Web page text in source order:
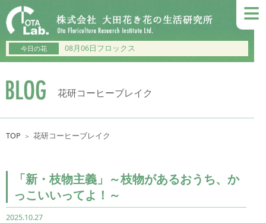
≡
今日の花 08月06日フロックス
花研コーヒーブレイク
TOP ＞ 花研コーヒーブレイク
「新・枝物主義」～枝物があるおうち、か
っこいいってよ！～
2025.10.27